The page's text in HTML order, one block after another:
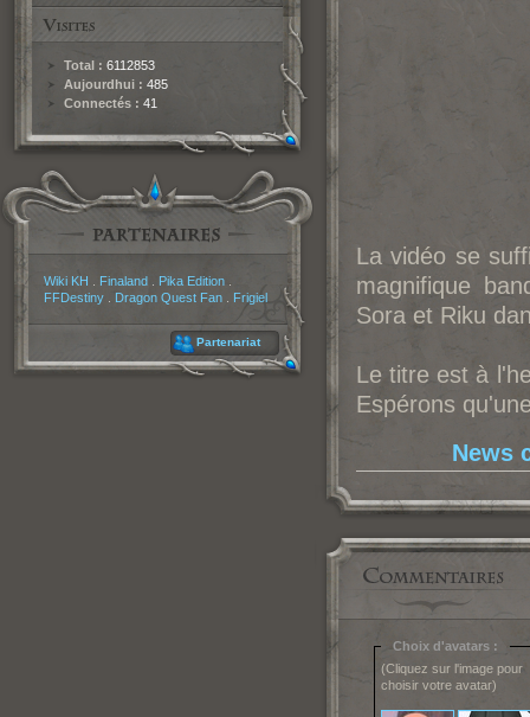
Total : 6112853
Aujourdhui : 485
Connectés : 41
Wiki KH Finaland Pika Edition
FFDestiny
Dragon Quest Fan Frigiel
Partenariat
La vidéo se
magnifique
Sora et Riku
Le titre est à
Espérons
News
Choix d'avatars :
(Cliquez sur l'image pour
choisir votre avatar)